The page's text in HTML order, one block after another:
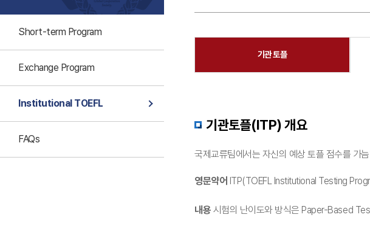
Short-term Program
Exchange Program
Institutional TOEFL
FAQs
기관 토플
기관토플(ITP) 개요
국제교류팀에서는 자신의 예상 토플 점수를 가
영문약어 ITP(TOEFL Institutional Testing
내용 시험의 난이도와 방식은 Paper-Based